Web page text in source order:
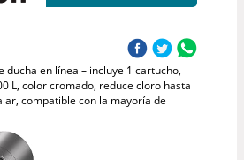
ducha en línea – incluye 1 cartucho,
L, color cromado, reduce cloro hasta
compatible con la mayoría de